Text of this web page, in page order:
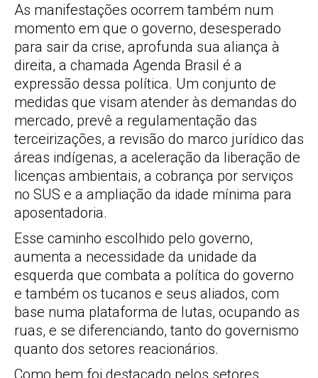
As manifestações ocorrem também num
momento em que o governo, desesperado
para sair da crise, aprofunda sua aliança à
direita, a chamada Agenda Brasil é a
expressão dessa política. Um conjunto de
medidas que visam atender às demandas do
mercado, prevê a regulamentação das
terceirizações, a revisão do marco jurídico das
áreas indígenas, a aceleração da liberação de
licenças ambientais, a cobrança por serviços
no SUS e a ampliação da idade mínima para
aposentadoria.
Esse caminho escolhido pelo governo,
aumenta a necessidade da unidade da
esquerda que combata a política do governo
e também os tucanos e seus aliados, com
base numa plataforma de lutas, ocupando as
ruas, e se diferenciando, tanto do governismo
quanto dos setores reacionários.
Como bem foi destacado pelos setores